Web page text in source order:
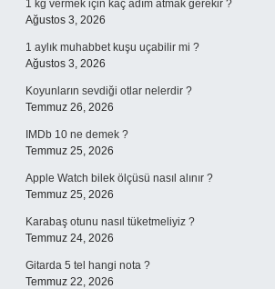
1 kg vermek için kaç adım atmak gerekir ?
Ağustos 3, 2026
1 aylık muhabbet kuşu uçabilir mi ?
Ağustos 3, 2026
Koyunların sevdiği otlar nelerdir ?
Temmuz 26, 2026
IMDb 10 ne demek ?
Temmuz 25, 2026
Apple Watch bilek ölçüsü nasıl alınır ?
Temmuz 25, 2026
Karabaş otunu nasıl tüketmeliyiz ?
Temmuz 24, 2026
Gitarda 5 tel hangi nota ?
Temmuz 22, 2026